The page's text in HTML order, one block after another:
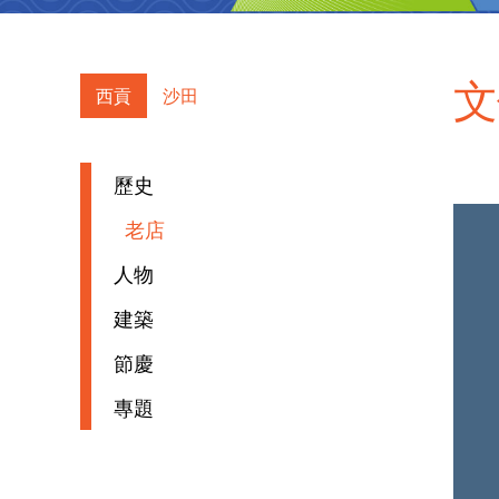
西貢 沙田
歷史
老店
人物
建築
節慶
專題